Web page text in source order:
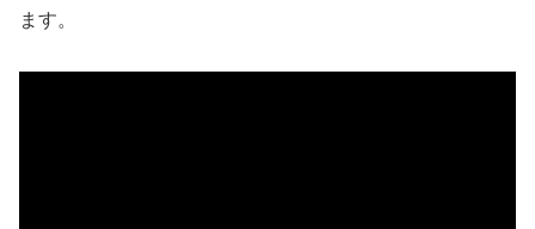
ます。